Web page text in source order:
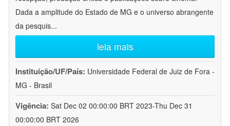
Dada a amplitude do Estado de MG e o universo abrangente
da pesquis...
leia mais
Instituição/UF/País: Universidade Federal de Juiz de Fora -
MG - Brasil
Vigência: Sat Dec 02 00:00:00 BRT 2023-Thu Dec 31
00:00:00 BRT 2026